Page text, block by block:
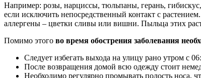
Например: розы, нарциссы, тюльпаны, герань,
если исключить непосредственный контакт с
аллергены – цветки сливы или вишни. Пыльца этих
Помимо этого во время обострения заболевания
Следует избегать выхода на улицу рано утром c
После возвращения домой всю одежду стоит
Необходимо регулярно промывать полость носа,